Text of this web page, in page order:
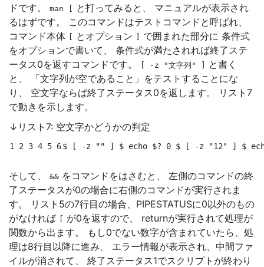
ドです。
man [ と打ってみると、 マニュアルが表示され
るはずです。 このコマンドはテストコマンドと呼ばれ、
コマンド本体 [ とオプション ]
で囲まれた部分に 条件式
をオプションで書いて、 条件式が満たされれば終了ステ
ータス0を返すコマンドです。
[ -z "文字列" ]
と書く
と、 「文字列が空であること」をテストすることにな
り、 空文字ならば終了ステータス0を返します。 リスト7
で動きを示します。
↓リスト7: 空文字かどうかの判定
1 2 3 4 5 6$ [ -z "" ] $ echo $? 0 $ [ -z "12" ] $
そして、 && をコマンドをはさむと、 左側のコマンドの終
了ステータスが0の場合に右側のコマンドが実行されま
す。 リスト5の7行目の場合、PIPESTATUSに0以外のもの
がなければ [ が0を返すので、 returnが実行されて処理が
関数から出ます。 もし0でない数字が含まれていたら、処
理は8行目以降に進み、 エラー情報が表示され、中間ファ
イルが消されて、 終了ステータス1でスクリプトが終わり